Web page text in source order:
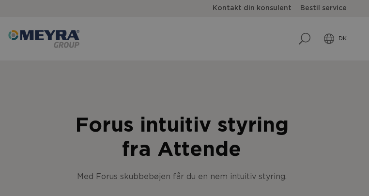
Kontakt din konsulent Bestil service
DK
Forus intuitiv styring
fra Attende
Med Forus skubbebøjen får du en nem intuitiv styring.